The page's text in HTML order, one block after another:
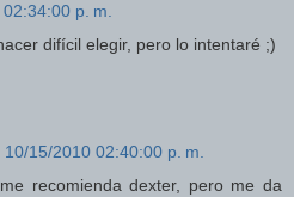
p. m.
difícil elegir, pero lo intentaré ;)
10/15/2010 02:40:00 p. m.
recomienda dexter, pero me da